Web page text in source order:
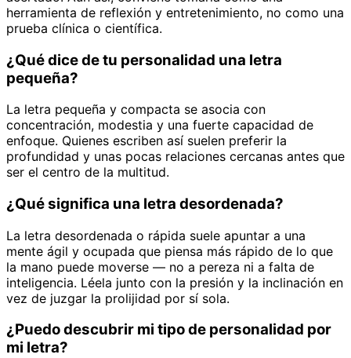
herramienta de reflexión y entretenimiento, no como una
prueba clínica o científica.
¿Qué dice de tu personalidad una letra
pequeña?
La letra pequeña y compacta se asocia con
concentración, modestia y una fuerte capacidad de
enfoque. Quienes escriben así suelen preferir la
profundidad y unas pocas relaciones cercanas antes que
ser el centro de la multitud.
¿Qué significa una letra desordenada?
La letra desordenada o rápida suele apuntar a una
mente ágil y ocupada que piensa más rápido de lo que
la mano puede moverse — no a pereza ni a falta de
inteligencia. Léela junto con la presión y la inclinación en
vez de juzgar la prolijidad por sí sola.
¿Puedo descubrir mi tipo de personalidad por
mi letra?